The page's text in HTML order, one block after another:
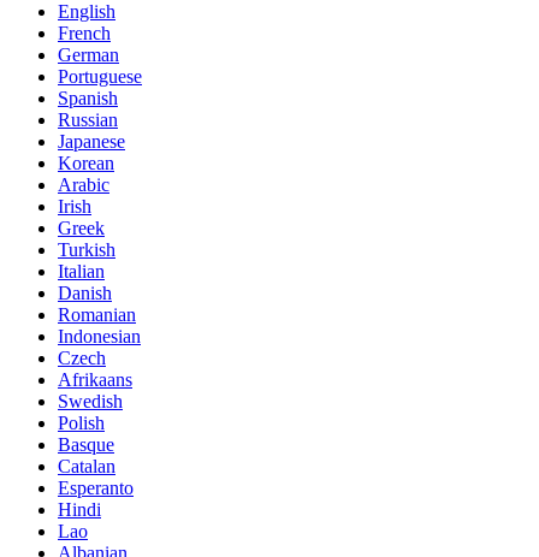
English
French
German
Portuguese
Spanish
Russian
Japanese
Korean
Arabic
Irish
Greek
Turkish
Italian
Danish
Romanian
Indonesian
Czech
Afrikaans
Swedish
Polish
Basque
Catalan
Esperanto
Hindi
Lao